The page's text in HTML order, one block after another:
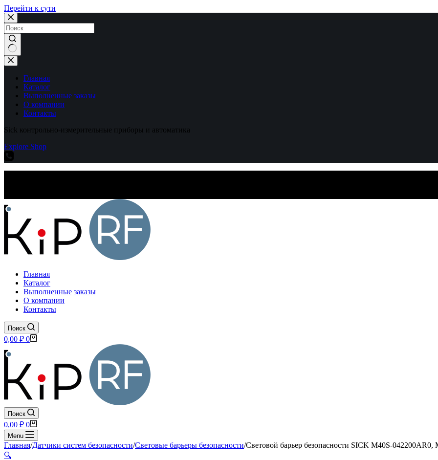
Перейти к сути
Ничего
не
найденоГлавная
Каталог
Выполненные заказы
О компании
Контакты
Sick контрольно-измерительные приборы и автоматика
Explore Shop
Главная
Каталог
Выполненные заказы
О компании
Контакты
Поиск
Корзина
0,00 ₽ 0
Поиск
Корзина
0,00 ₽ 0
Menu
Главная/Датчики систем безопасности/Световые барьеры безопасности/Cветовой барьер безопасности SICK M40S-042200AR0,
🔍